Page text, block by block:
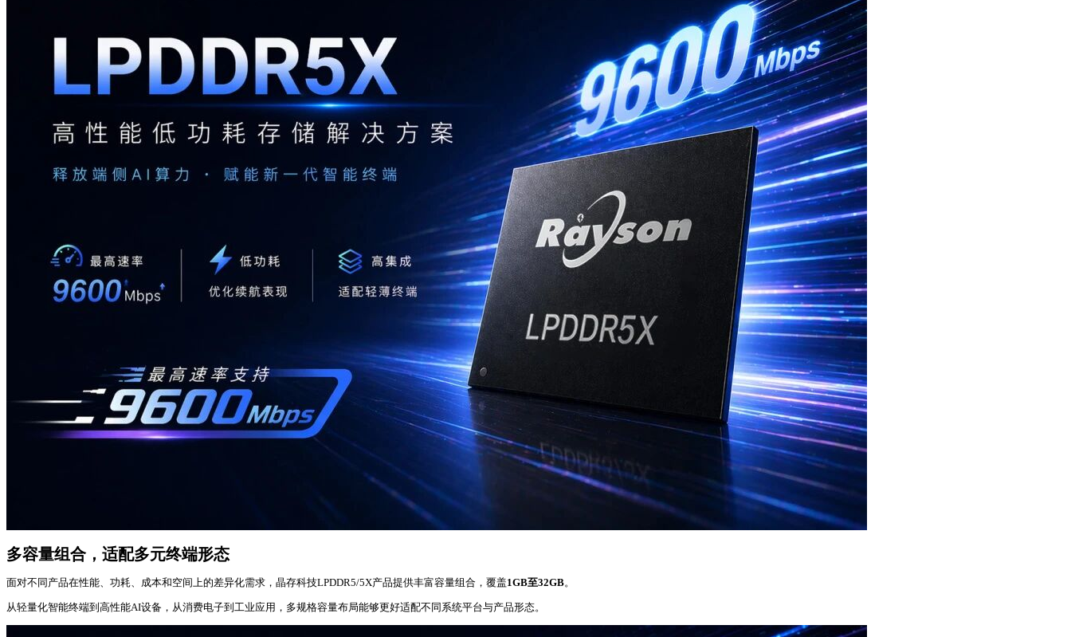
多容量组合，适配多元终端形态
面对不同产品在性能、功耗、成本和空间上的差异化需求，晶存科技LPDDR5/5X产品提供丰富容量组合，覆盖1GB至32GB。
从轻量化智能终端到高性能AI设备，从消费电子到工业应用，多规格容量布局能够更好适配不同系统平台与产品形态。